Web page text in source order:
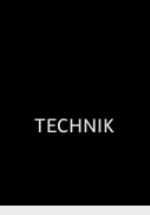
TECHNIK